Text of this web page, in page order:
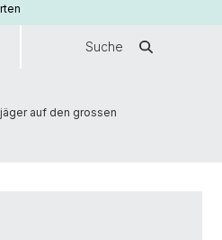
Suche
auf den grossen